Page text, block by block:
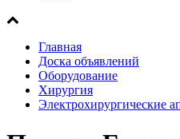
Главная
Доска объявлений
Оборудование
Хирургия
Электрохирургические